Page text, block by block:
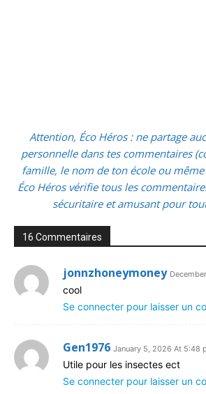
Attention, Éco Héros : ne partage
personnelle dans tes commentaires
famille, le nom de ton école ou
Éco Héros vérifie tous les
sécuritaire et amusant pour
16 Commentaires
jonnzhoneymoney
cool
Se connecter pour laisser un
Gen1976 January 5, 2026 At 5:48
Utile pour les insectes ect
Se connecter pour laisser un